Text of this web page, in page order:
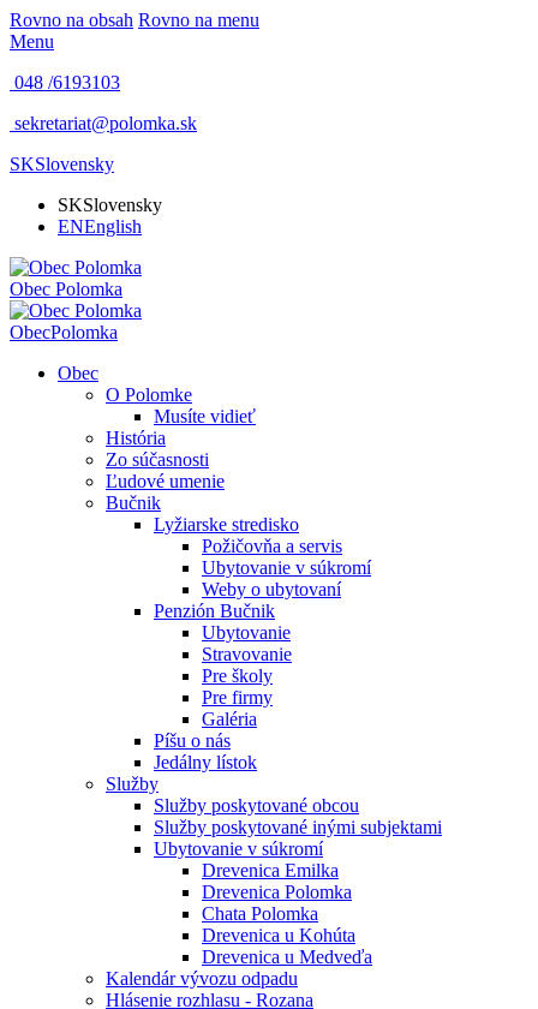
Rovno na obsah Rovno na menu
Menu
048 /6193103
sekretariat@polomka.sk
SKSlovensky
SKSlovensky
ENEnglish
Obec Polomka
ObecPolomka
Obec
O Polomke
Musíte vidieť
História
Zo súčasnosti
Ľudové umenie
Bučnik
Lyžiarske stredisko
Požičovňa a servis
Ubytovanie v súkromí
Weby o ubytovaní
Penzión Bučnik
Ubytovanie
Stravovanie
Pre školy
Pre firmy
Galéria
Píšu o nás
Jedálny lístok
Služby
Služby poskytované obcou
Služby poskytované inými subjektami
Ubytovanie v súkromí
Drevenica Emilka
Drevenica Polomka
Chata Polomka
Drevenica u Kohúta
Drevenica u Medveďa
Kalendár vývozu odpadu
Hlásenie rozhlasu - Rozana